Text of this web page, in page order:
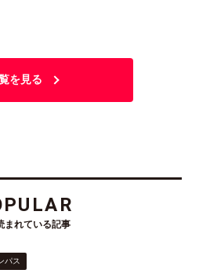
を見る
まれている記事
パス